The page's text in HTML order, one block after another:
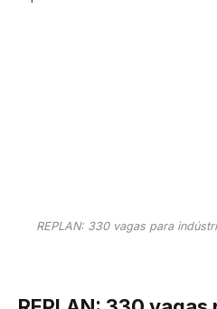
REPLAN: 330 vagas para